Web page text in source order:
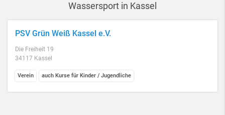
Wassersport in Kassel
PSV Grün Weiß Kassel e.V.
Die Freiheit 19
34117 Kassel
Verein auch Kurse für Kinder / Jugendliche